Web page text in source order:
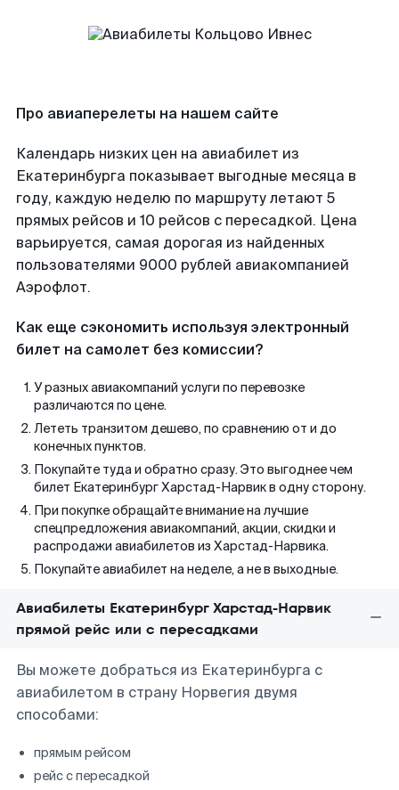
Про авиаперелеты на нашем сайте
Календарь низких цен на авиабилет из
Екатеринбурга показывает выгодные месяца в
году, каждую неделю по маршруту летают 5
прямых рейсов и 10 рейсов с пересадкой. Цена
варьируется, самая дорогая из найденных
пользователями 9000 рублей авиакомпанией
Аэрофлот.
Как еще сэкономить используя электронный
билет на самолет без комиссии?
У разных авиакомпаний услуги по перевозке
различаются по цене.
Лететь транзитом дешево, по сравнению от и до
конечных пунктов.
Покупайте туда и обратно сразу. Это выгоднее чем
билет Екатеринбург Харстад-Нарвик в одну сторону.
При покупке обращайте внимание на лучшие
спецпредложения авиакомпаний, акции, скидки и
распродажи авиабилетов из Харстад-Нарвика.
Покупайте авиабилет на неделе, а не в выходные.
Авиабилеты Екатеринбург Харстад-Нарвик
прямой рейс или с пересадками
Вы можете добраться из Екатеринбурга с
авиабилетом в страну Норвегия двумя
способами:
прямым рейсом
рейс с пересадкой